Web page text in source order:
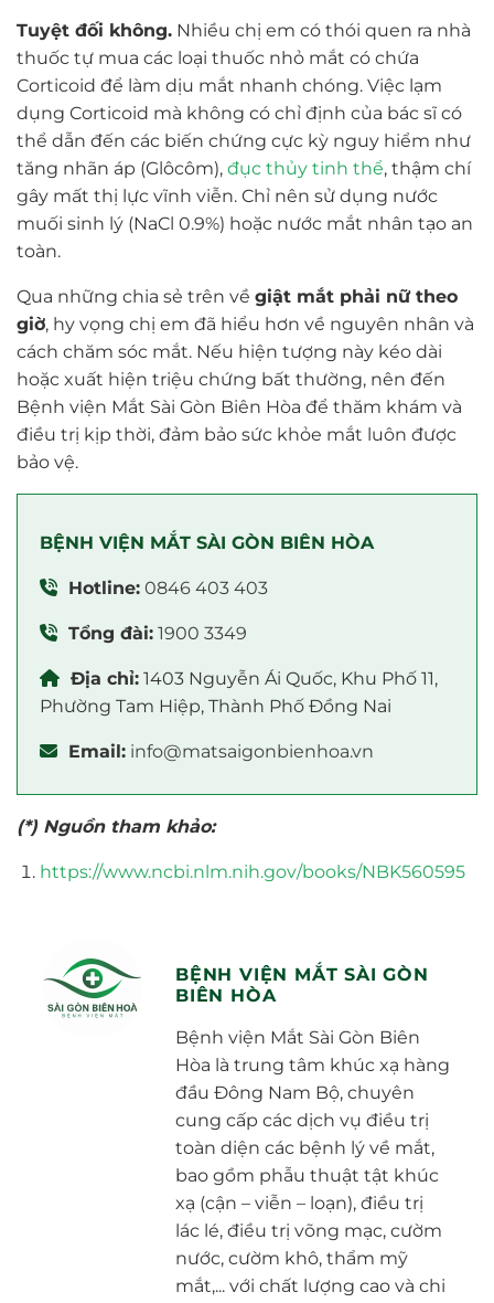
Tuyệt đối không. Nhiều chị em có thói quen ra nhà
thuốc tự mua các loại thuốc nhỏ mắt có chứa
Corticoid để làm dịu mắt nhanh chóng. Việc lạm
dụng Corticoid mà không có chỉ định của bác sĩ có
thể dẫn đến các biến chứng cực kỳ nguy hiểm như
tăng nhãn áp (Glôcôm), đục thủy tinh thể, thậm chí
gây mất thị lực vĩnh viễn. Chỉ nên sử dụng nước
muối sinh lý (NaCl 0.9%) hoặc nước mắt nhân tạo an
toàn.
Qua những chia sẻ trên về giật mắt phải nữ theo
giờ, hy vọng chị em đã hiểu hơn về nguyên nhân và
cách chăm sóc mắt. Nếu hiện tượng này kéo dài
hoặc xuất hiện triệu chứng bất thường, nên đến
Bệnh viện Mắt Sài Gòn Biên Hòa để thăm khám và
điều trị kịp thời, đảm bảo sức khỏe mắt luôn được
bảo vệ.
BỆNH VIỆN MẮT SÀI GÒN BIÊN HÒA
Hotline: 0846 403 403
Tổng đài: 1900 3349
Địa chỉ: 1403 Nguyễn Ái Quốc, Khu Phố 11,
Phường Tam Hiệp, Thành Phố Đồng Nai
Email: info@matsaigonbienhoa.vn
(*) Nguồn tham khảo:
https://www.ncbi.nlm.nih.gov/books/NBK560595
BỆNH VIỆN MẮT SÀI GÒN
BIÊN HÒA
Bệnh viện Mắt Sài Gòn Biên
Hòa là trung tâm khúc xạ hàng
đầu Đông Nam Bộ, chuyên
cung cấp các dịch vụ điều trị
toàn diện các bệnh lý về mắt,
bao gồm phẫu thuật tật khúc
xạ (cận – viễn – loạn), điều trị
lác lé, điều trị võng mạc, cườm
nước, cườm khô, thẩm mỹ
mắt,... với chất lượng cao và chi